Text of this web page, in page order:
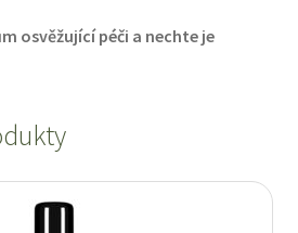
osvěžující péči a nechte je